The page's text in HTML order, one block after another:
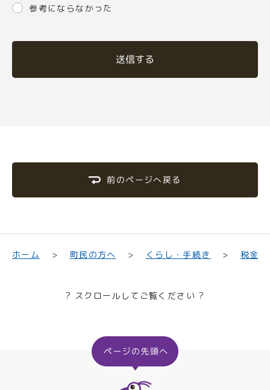
参考にならなかった
送信する
前のページへ戻る
ホーム 町民の方へ くらし・手続き 税金
? スクロールしてご覧ください ?